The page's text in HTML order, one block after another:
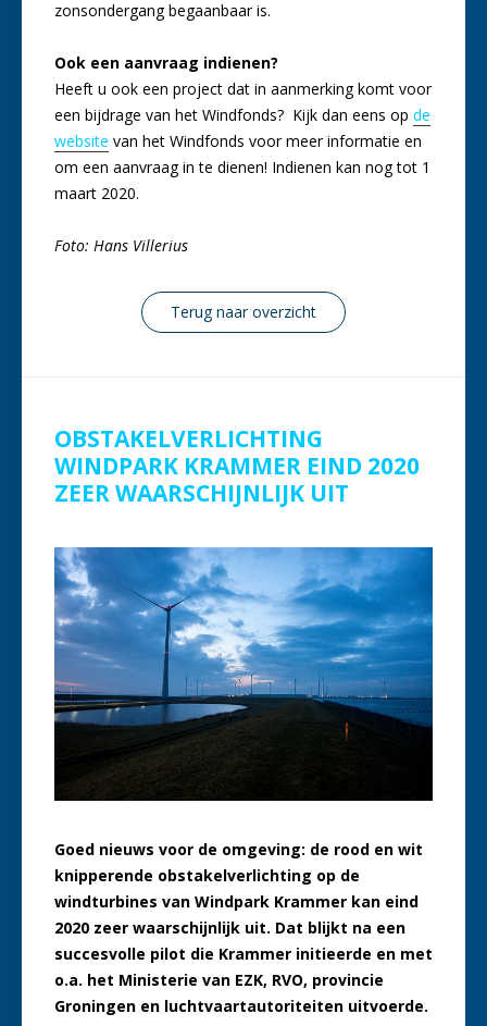
zonsondergang begaanbaar is.
Ook een aanvraag indienen?
Heeft u ook een project dat in aanmerking komt voor
een bijdrage van het Windfonds? Kijk dan eens op de
website van het Windfonds voor meer informatie en
om een aanvraag in te dienen! Indienen kan nog tot 1
maart 2020.
Foto: Hans Villerius
Terug naar overzicht
OBSTAKELVERLICHTING
WINDPARK KRAMMER EIND 2020
ZEER WAARSCHIJNLIJK UIT
Goed nieuws voor de omgeving: de rood en wit
knipperende obstakelverlichting op de
windturbines van Windpark Krammer kan eind
2020 zeer waarschijnlijk uit. Dat blijkt na een
succesvolle pilot die Krammer initieerde en met
o.a. het Ministerie van EZK, RVO, provincie
Groningen en luchtvaartautoriteiten uitvoerde.